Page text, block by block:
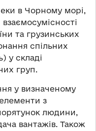
в Чорному морі,
та грузинських
спільних
у складі
груп.
у визначеному
з
людини,
вантажів. Також